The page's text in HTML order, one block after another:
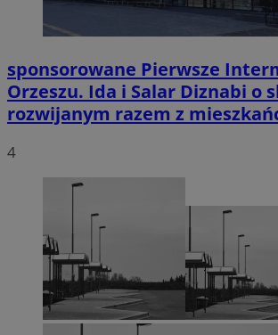
sponsorowane Pierwsze
Orzeszu. Ida i Salar Diznabi o
rozwijanym razem z
4